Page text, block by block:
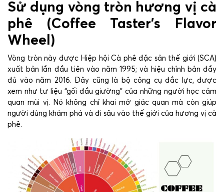
Sử dụng vòng tròn hương vị cà
phê (Coffee Taster’s Flavor
Wheel)
Vòng tròn này được Hiệp hội Cà phê đặc sản thế giới (SCA)
xuất bản lần đầu tiên vào năm 1995; và hiệu chỉnh bản đầy
đủ vào năm 2016. Đây cũng là bộ công cụ đắc lực, được
xem như tư liệu “gối đầu giường” của những người học cảm
quan mùi vị. Nó không chỉ khai mở giác quan mà còn giúp
người dùng khám phá và đi sâu vào thế giới của hương vị cà
phê.